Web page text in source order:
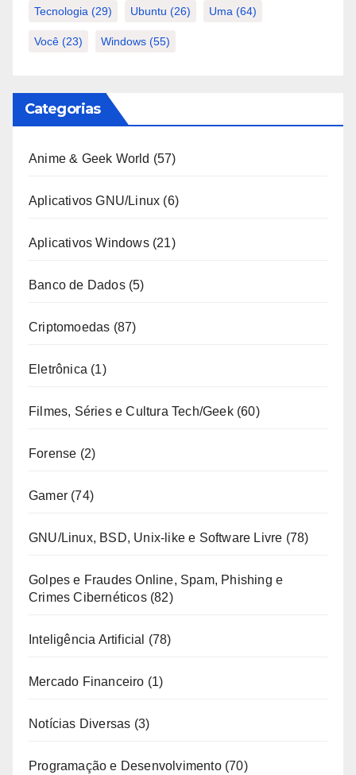
Tecnologia (29) Ubuntu (26) Uma (64)
Você (23) Windows (55)
Categorias
Anime & Geek World (57)
Aplicativos GNU/Linux (6)
Aplicativos Windows(21)
Banco de Dados(5)
Criptomoedas (87)
Eletrônica (1)
Filmes, Séries e Cultura Tech/Geek(60)
Forense (2)
Gamer (74)
GNU/Linux, BSD, Unix-like e Software Livre (78)
Golpes e Fraudes Online, Spam, Phishing e
Crimes Cibernéticos(82)
Inteligência Artificial (78)
Mercado Financeiro (1)
Notícias Diversas (3)
Programação e Desenvolvimento(70)